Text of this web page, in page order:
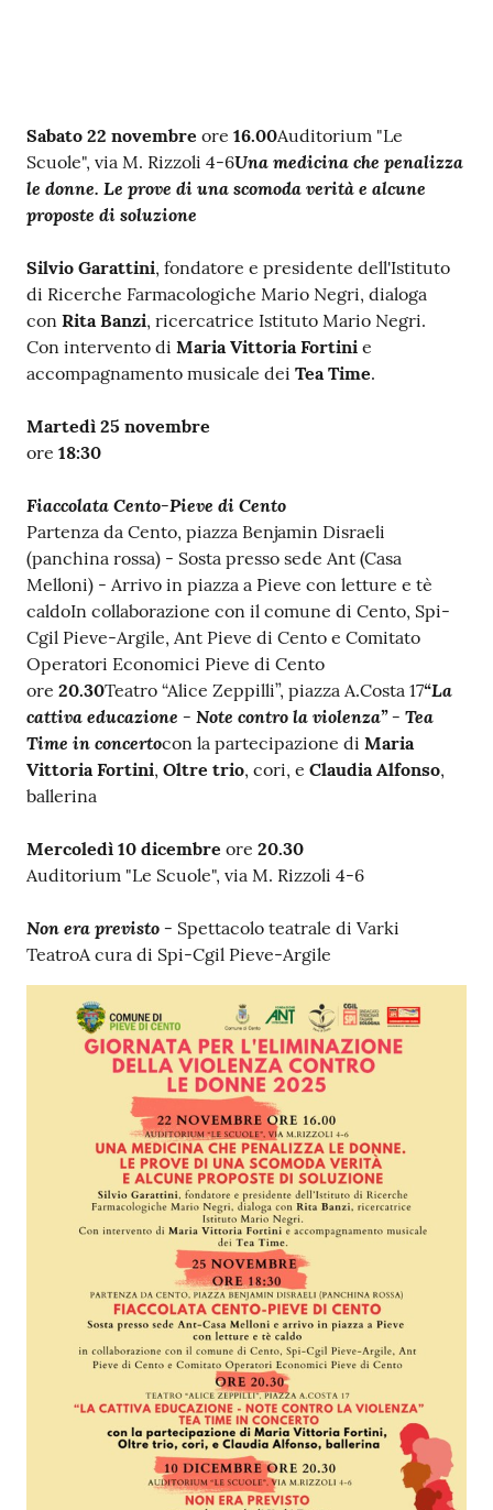
Contenuto
Sabato 22 novembre ore 16.00Auditorium "Le
Scuole", via M. Rizzoli 4-6Una medicina che penalizza
le donne. Le prove di una scomoda verità e alcune
proposte di soluzione
Silvio Garattini, fondatore e presidente dell'Istituto
di Ricerche Farmacologiche Mario Negri, dialoga
con Rita Banzi, ricercatrice Istituto Mario Negri.
Con intervento di Maria Vittoria Fortini e
accompagnamento musicale dei Tea Time.
Martedì 25 novembre
ore 18:30
Fiaccolata Cento-Pieve di Cento
Partenza da Cento, piazza Benjamin Disraeli
(panchina rossa) - Sosta presso sede Ant (Casa
Melloni) - Arrivo in piazza a Pieve con letture e tè
caldoIn collaborazione con il comune di Cento, Spi-
Cgil Pieve-Argile, Ant Pieve di Cento e Comitato
Operatori Economici Pieve di Cento
ore 20.30Teatro “Alice Zeppilli”, piazza A.Costa 17“La
cattiva educazione - Note contro la violenza” - Tea
Time in concertocon la partecipazione di Maria
Vittoria Fortini, Oltre trio, cori, e Claudia Alfonso,
ballerina
Mercoledì 10 dicembre ore 20.30
Auditorium "Le Scuole", via M. Rizzoli 4-6
Non era previsto - Spettacolo teatrale di Varki
TeatroA cura di Spi-Cgil Pieve-Argile